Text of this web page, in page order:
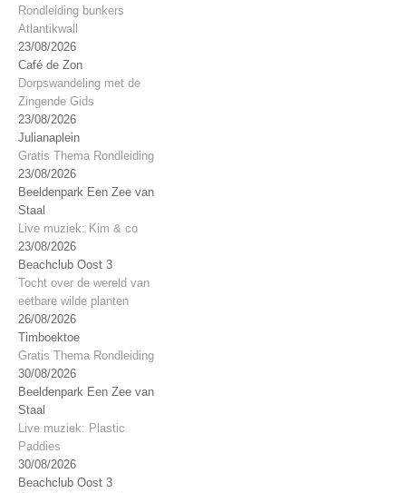
Rondleiding bunkers
Atlantikwall
23/08/2026
Café de Zon
Dorpswandeling met de
Zingende Gids
23/08/2026
Julianaplein
Gratis Thema Rondleiding
23/08/2026
Beeldenpark Een Zee van
Staal
Live muziek: Kim & co
23/08/2026
Beachclub Oost 3
Tocht over de wereld van
eetbare wilde planten
26/08/2026
Timboektoe
Gratis Thema Rondleiding
30/08/2026
Beeldenpark Een Zee van
Staal
Live muziek: Plastic
Paddies
30/08/2026
Beachclub Oost 3